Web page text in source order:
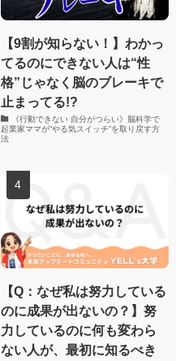
【9割が知らない！】わかっ
てるのにできない人は“性
格”じゃなく脳のブレーキで
止まってる!?
《行動できない 自分がつらい》脳科学で
起業家ママが“やる気スイッチ”を取り戻す方
法
【Q：なぜ私は努力している
のに成果が出ないの？】努
力しているのに何も変わら
ない人が、最初に知るべき